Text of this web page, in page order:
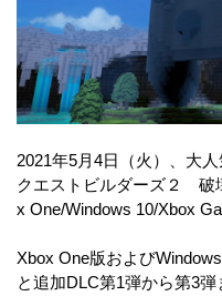
2021年5月4日（火）、大
クエストビルダーズ２ 破
x One/Windows 10/Xbox
Xbox One版および
と追加DLC第1弾から第3